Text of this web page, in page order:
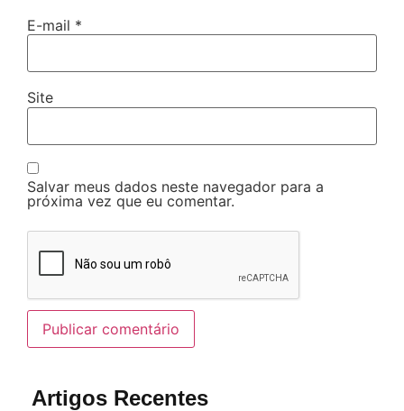
E-mail *
Site
Salvar meus dados neste navegador para a
próxima vez que eu comentar.
Artigos Recentes